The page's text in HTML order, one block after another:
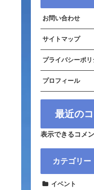
お問い合わせ
サイトマップ
プライバシーポリ
プロフィール
最近の
表示できるコメ
カテゴリー
イベント